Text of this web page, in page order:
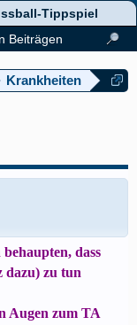
Krankheiten
dass
dazu) zu tun
Augen zum TA
Beiträgen
Tippspiel